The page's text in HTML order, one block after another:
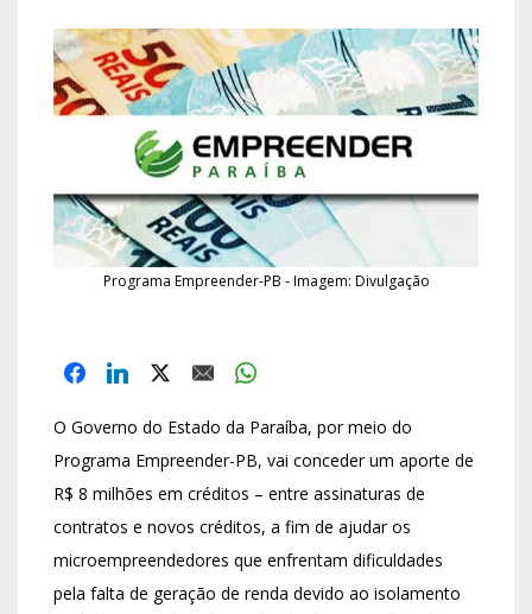
Programa Empreender-PB - Imagem: Divulgação
O Governo do Estado da Paraíba, por meio do
Programa Empreender-PB, vai conceder um aporte de
R$ 8 milhões em créditos – entre assinaturas de
contratos e novos créditos, a fim de ajudar os
microempreendedores que enfrentam dificuldades
pela falta de geração de renda devido ao isolamento